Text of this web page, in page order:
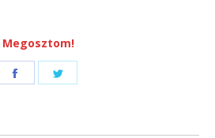
Megosztom!
Share